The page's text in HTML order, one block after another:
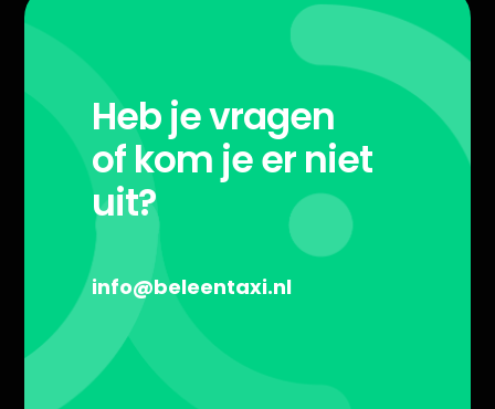
Heb je vragen
of kom je er niet
uit?
info@beleentaxi.nl